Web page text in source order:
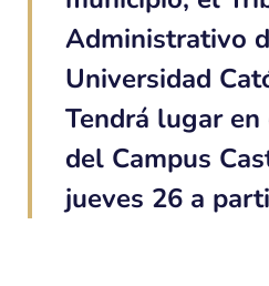
Administrativo
Universidad
Tendrá lugar
del Campus
jueves 26 a